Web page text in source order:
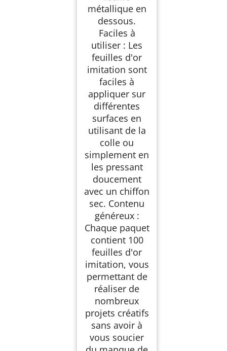
métallique en
dessous.
Faciles à
utiliser : Les
feuilles d'or
imitation sont
faciles à
appliquer sur
différentes
surfaces en
utilisant de la
colle ou
simplement en
les pressant
doucement
avec un chiffon
sec. Contenu
généreux :
Chaque paquet
contient 100
feuilles d'or
imitation, vous
permettant de
réaliser de
nombreux
projets créatifs
sans avoir à
vous soucier